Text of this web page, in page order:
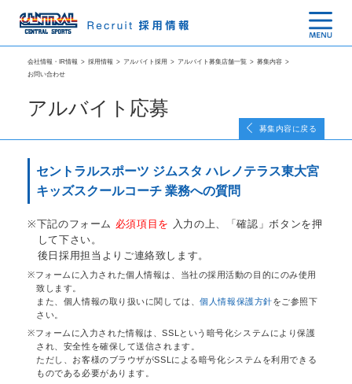
会社情報・IR情報 > 採用情報 > アルバイト採用 > アルバイト募集店舗一覧 > 募集内容 >
お問い合わせ
アルバイト応募
募集内容に戻る
セントラルスポーツ ジムスタ ハレノテラス東大宮
キッズスクールコーチ 業務への質問
下記のフォーム 必須項目を
入力の上、「確認」ボタンを押
して下さい。
後日採用担当よりご連絡致します。
フォームに入力された個人情報は、当社の採用活動の目的にのみ使用
致します。
また、個人情報の取り扱いに関しては、個人情報保護方針をご参照下
さい。
フォームに入力された情報は、SSLという暗号化システムにより保護
され、安全性を確保して送信されます。
ただし、お客様のブラウザがSSLによる暗号化システムを利用できる
ものである必要があります。